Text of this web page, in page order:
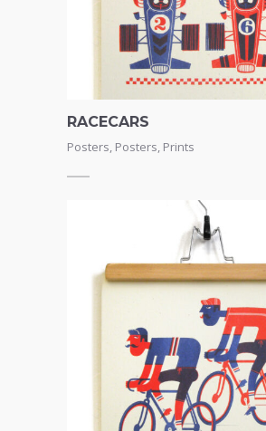
RACECARS
Posters, Posters, Prints